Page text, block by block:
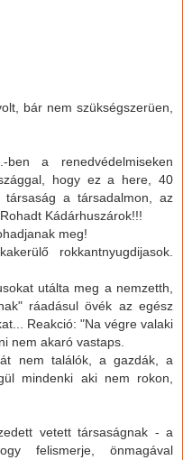
bár nem szükségszerüen,
ben a renedvédelmiseken
hogy ez a here, 40
társaság a társadalmon, az
Kádárhuszárok!!!
meg!
rokkantnyugdijasok.
utálta meg a nemzetth,
ráadásul övék az egész
Reakció: "Na végre valaki
nem akaró vastaps.
nem találók, a gazdák, a
mindenki aki nem rokon,
vetett társaságnak - a
felismerje, önmagával